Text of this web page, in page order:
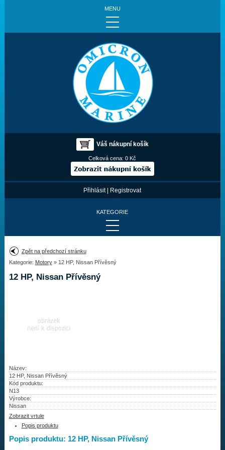
MENU
Váš nákupní košík
Celková cena:0 Kč
Přihlásit| Registrovat
KATEGORIE
Provedení:
Výrobce:
Najít vrtuli
Vrtule
Kontakty
Aktuality
Zpět na předchozí stránku
Kategorie: Motory» 12 HP, Nissan Přívěsný
12 HP, Nissan Přívěsný
Název:
12 HP, Nissan Přívěsný
Kód produktu:
N13
Výrobce:
Nissan
Zobrazit vrtule
Popis produktu
Popis produktu: 12 HP, Nissan Přívěsný